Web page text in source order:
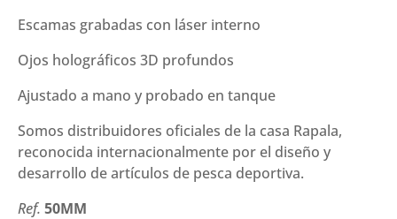
Escamas grabadas con láser interno
Ojos holográficos 3D profundos
Ajustado a mano y probado en tanque
Somos distribuidores oficiales de la casa Rapala,
reconocida internacionalmente por el diseño y
desarrollo de artículos de pesca deportiva.
Ref. 50MM